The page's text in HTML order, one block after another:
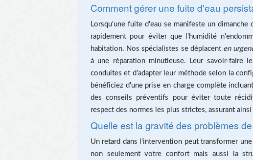
Comment gérer une fuite d'eau
Lorsqu'une fuite d'eau se manifeste un
rapidement pour éviter que l'humidité
habitation. Nos spécialistes se déplacent en
à une réparation minutieuse. Leur savoir-faire
conduites et d'adapter leur méthode selon la
bénéficiez d'une prise en charge complète
des conseils préventifs pour éviter toute
respect des normes les plus strictes, assurant
Quelle est la gravité des problèmes
Un retard dans l'intervention peut transformer
non seulement votre confort mais aussi la